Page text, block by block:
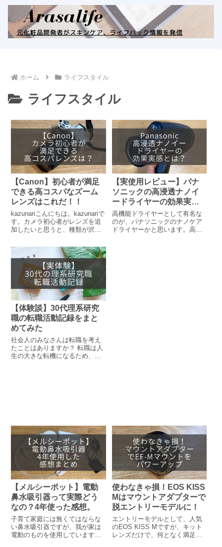
ホーム ライフスタイル
ライフスタイル
【Canon】初心者が満足
できる高コスパなズーム
レンズはこれだ！！
kazunariこんにちは。kazunariで
す。カメラ初心者がレンズを追
加したいと思うと、種類が沢山
らなくなりませんか？私はレン
ズの名前がアルファベットと数
字ばかりで、混乱しまくりまし
た。そして、どれもなかなか...
【実使用レビュー】パナ
ソニックの高浸透ナノイ
ードライヤーの効果実感
とは？
高機能ドライヤーとして有名な
のが、パナソニックのナノケア
ドライヤーかと思います。高浸
【体験談】30代理系研究
職の転職活動記録をまと
めてみた
社会人のみなさんは転職を考え
たことはありますか？ 転職は人
生の大きな転機になるため、不
【メルシーポット】電動
鼻水吸引器って実際どう
なの？4年使った感想。
子育て家庭には無くてはならな
い鼻水吸引器ですが、我が家は
電動のものを使用しています。
使わなきゃ損！EOS KISS
Mはマウントアダプターで
脱エントリーモデルに！
エントリーモデルとして、人気
のEOS KISS Mですが、キット
レンズだけで、何となく満足し